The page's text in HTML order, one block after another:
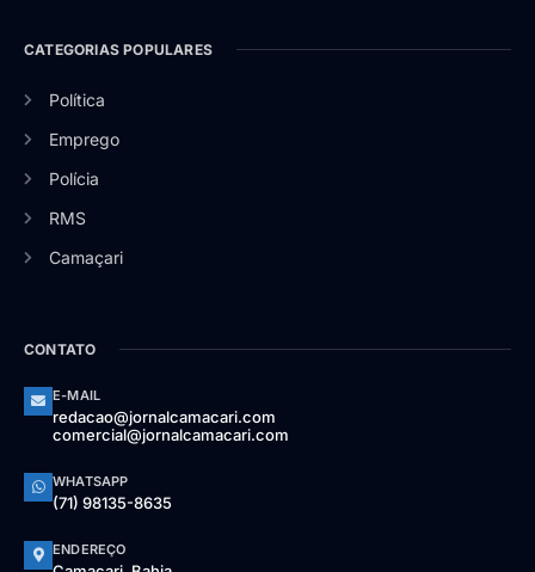
CATEGORIAS POPULARES
Política
Emprego
Polícia
RMS
Camaçari
CONTATO
E-MAIL
redacao@jornalcamacari.com
comercial@jornalcamacari.com
WHATSAPP
(71) 98135-8635
ENDEREÇO